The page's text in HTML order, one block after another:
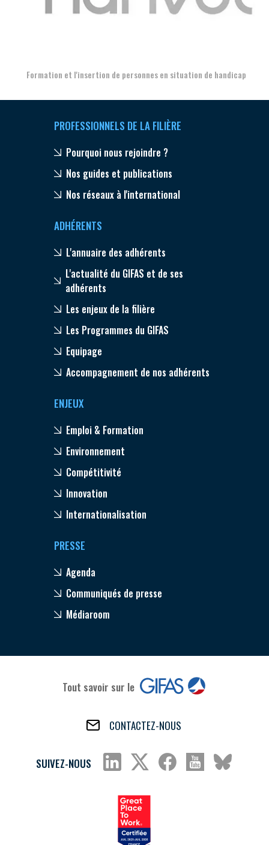
Formation et l'insertion de personnes en situation de handicap
PROFESSIONNELS DE LA FILIÈRE
Pourquoi nous rejoindre ?
Nos guides et publications
Nos réseaux à l'international
ADHÉRENTS
L'annuaire des adhérents
L'actualité du GIFAS et de ses
adhérents
Les enjeux de la filière
Les Programmes du GIFAS
Equipage
Accompagnement de nos adhérents
ENJEUX
Emploi & Formation
Environnement
Compétitivité
Innovation
Internationalisation
PRESSE
Agenda
Communiqués de presse
Médiaroom
Tout savoir sur le
CONTACTEZ-NOUS
SUIVEZ-NOUS